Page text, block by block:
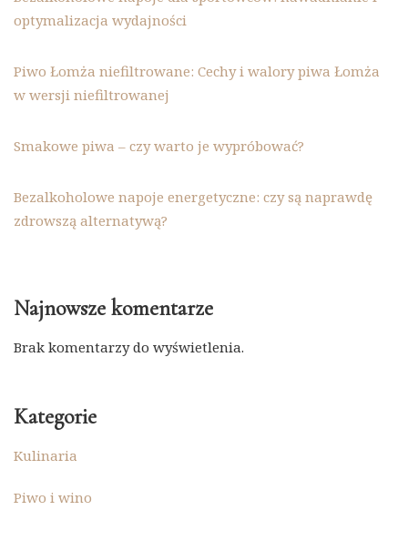
optymalizacja wydajności
Piwo Łomża niefiltrowane: Cechy i walory piwa Łomża
w wersji niefiltrowanej
Smakowe piwa – czy warto je wypróbować?
Bezalkoholowe napoje energetyczne: czy są naprawdę
zdrowszą alternatywą?
Najnowsze komentarze
Brak komentarzy do wyświetlenia.
Kategorie
Kulinaria
Piwo i wino